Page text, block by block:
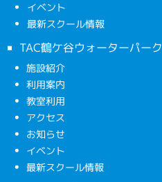
イベント
最新スクール情報
TAC鶴ケ谷ウォーターパーク
施設紹介
利用案内
教室利用
アクセス
お知らせ
イベント
最新スクール情報